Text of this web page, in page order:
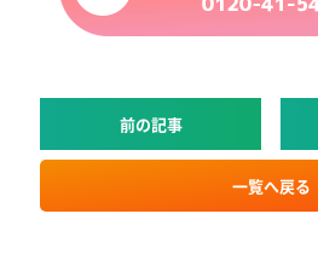
前の記事
一覧へ戻る